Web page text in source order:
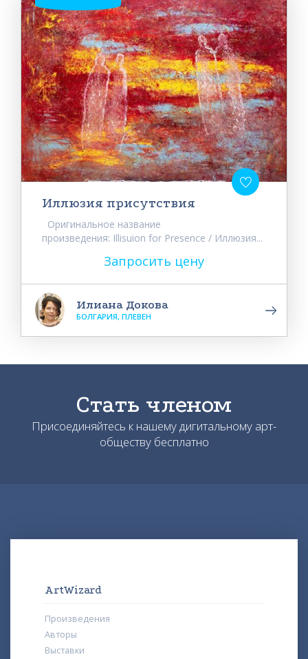
Иллюзия присутствия
Оригинальное название
произведения: Illisuion for Presence / Иллюзия...
Запросить цену
Илиана Докова
БОЛГАРИЯ, ПЛЕВЕН
Стать членом
Присоединяйтесь к нашему дигитальному арт-
обществу бесплатно
ArtWizard
Произведения
Авторы
Выставки